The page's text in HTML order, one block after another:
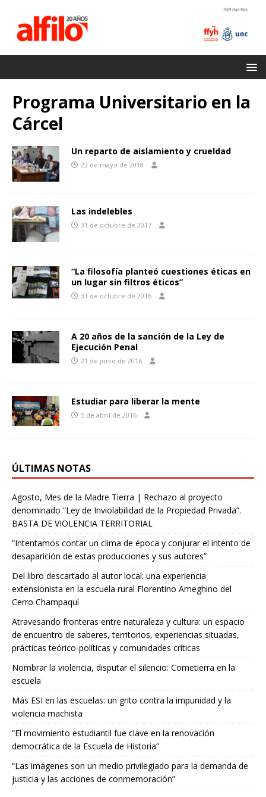
Programa Universitario en la
Cárcel
Un reparto de aislamiento y crueldad
22 de mayo de 2018
Las indelebles
31 de octubre de 2017
“La filosofía planteó cuestiones éticas en
un lugar sin filtros éticos”
31 de octubre de 2016
A 20 años de la sanción de la Ley de
Ejecución Penal
21 de junio de 2016
Estudiar para liberar la mente
5 de abril de 2016
ÚLTIMAS NOTAS
Agosto, Mes de la Madre Tierra | Rechazo al proyecto
denominado “Ley de Inviolabilidad de la Propiedad Privada”.
BASTA DE VIOLENCIA TERRITORIAL
“Intentamos contar un clima de época y conjurar el intento de
desaparición de estas producciones y sus autores”
Del libro descartado al autor local: una experiencia
extensionista en la escuela rural Florentino Ameghino del
Cerro Champaquí
Atravesando fronteras entre naturaleza y cultura: un espacio
de encuentro de saberes, territorios, experiencias situadas,
prácticas teórico-políticas y comunidades críticas
Nombrar la violencia, disputar el silencio: Cometierra en la
escuela
Más ESI en las escuelas: un grito contra la impunidad y la
violencia machista
“El movimiento estudiantil fue clave en la renovación
democrática de la Escuela de Historia”
“Las imágenes son un medio privilegiado para la demanda de
justicia y las acciones de conmemoración”